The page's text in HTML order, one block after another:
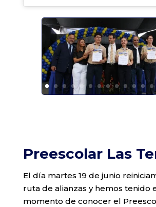
Preescolar Las
El día martes 19 de junio
ruta de alianzas y hemos tenido
momento de conocer el